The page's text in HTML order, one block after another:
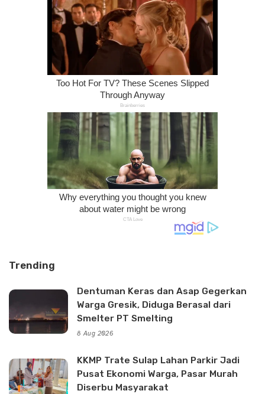
Trending
Dentuman Keras dan Asap Gegerkan
Warga Gresik, Diduga Berasal dari
Smelter PT Smelting
8 Aug 2026
KKMP Trate Sulap Lahan Parkir Jadi
Pusat Ekonomi Warga, Pasar Murah
Diserbu Masyarakat